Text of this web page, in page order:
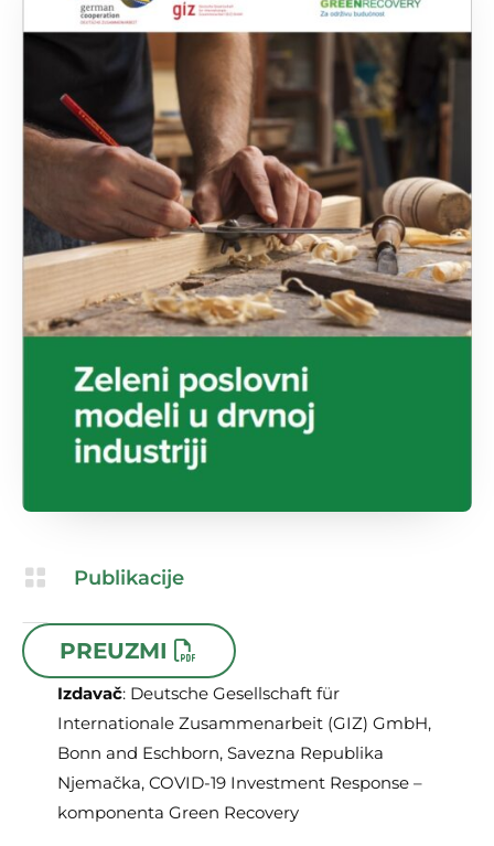
 Publikacije
 15.04.2024
PREUZMI
Izdavač: Deutsche Gesellschaft für
Internationale Zusammenarbeit (GIZ) GmbH,
Bonn and Eschborn, Savezna Republika
Njemačka, COVID-19 Investment Response –
komponenta Green Recovery